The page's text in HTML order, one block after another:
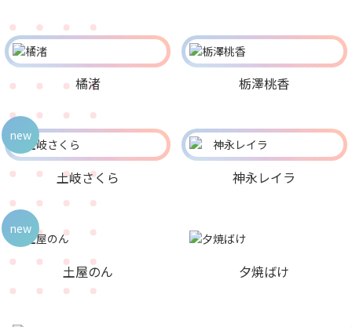
橘渚 栃澤桃香
土岐さくら
new
神永レイラ
土屋のん
new
夕焼ばけ